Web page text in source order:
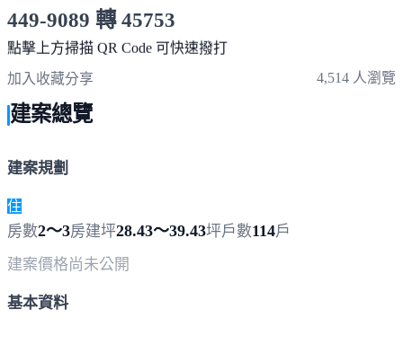
449-9089 轉 45753
服務時間 10:00～19:00
點擊上方掃描 QR Code 可快速撥打
加入收藏分享 4,514 人瀏覽
建案總覽
建案規劃
住
房數2～3房建坪28.43～39.43坪戶數114戶
建案價格尚未公開
基本資料